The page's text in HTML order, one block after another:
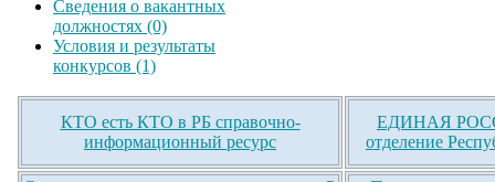
Сведения о вакантных
должностях (0)
Условия и результаты
конкурсов (1)
КТО есть КТО в РБ справочно-
информационный ресурс
ЕДИНАЯ
отделение